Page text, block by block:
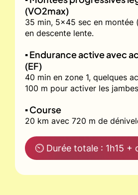
(VO2max)
35 min, 5x45 sec en montée
en descente lente.
▪️ Endurance active avec
(EF)
40 min en zone 1, quelques
100 m pour activer les
▪️ Course
20 km avec 720 m de
⏲ Durée totale : 1h15 +